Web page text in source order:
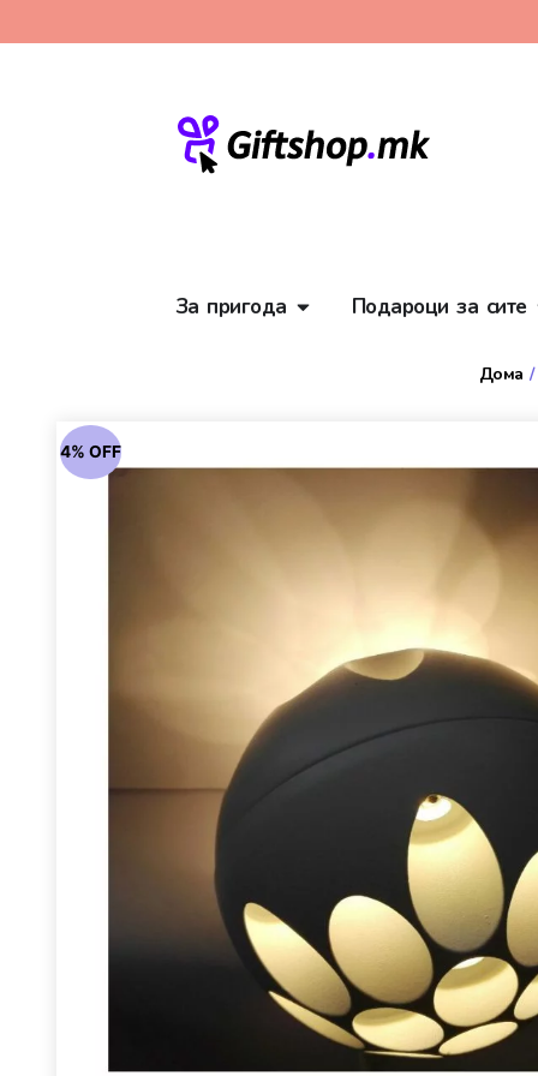
За пригода Подароци за сите
Дома
4% OFF